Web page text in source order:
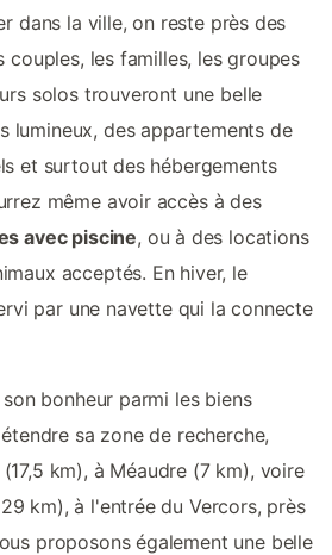
dans la ville, on reste près des
couples, les familles, les groupes
solos trouveront une belle
lumineux, des appartements de
et surtout des hébergements
même avoir accès à des
avec piscine, ou à des locations
acceptés. En hiver, le
par une navette qui la connecte
bonheur parmi les biens
sa zone de recherche,
km), à Méaudre (7 km), voire
km), à l'entrée du Vercors, près
proposons également une belle